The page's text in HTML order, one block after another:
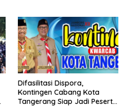
Difasilitasi Dispora,
Kontingen Cabang Kota
Tangerang Siap Jadi Peserta